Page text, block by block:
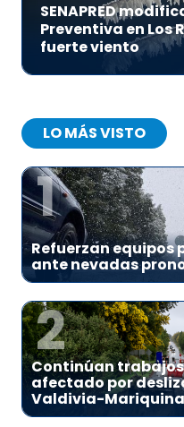
SENAPRED
Preventiva en Los
fuerte viento
LO MÁS VISTO
1
Refuerzan equipos
ante nevadas
2
Continúan
afectado por
Valdivia-Mariquina